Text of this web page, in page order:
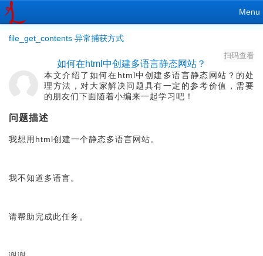
Menu
file_get_contents 异常捕获方式
如何在html中创建多语言静态网站？
扫码查看
本文介绍了如何在html中创建多语言静态网站？的处
理方法，对大家解决问题具有一定的参考价值，需要
的朋友们下面随着小编来一起学习吧！
问题描述
我想用html创建一个静态多语言网站。
我不知道多语言。
请帮助完成此任务。